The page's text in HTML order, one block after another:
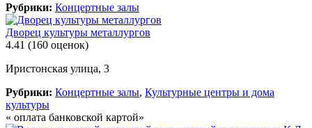
Рубрики: Концертные залы
Дворец культуры металлургов
4.41 (160 оценок)
Иристонская улица, 3
Рубрики: Концертные залы, Культурные центры и дома
культуры
« оплата банковской картой»